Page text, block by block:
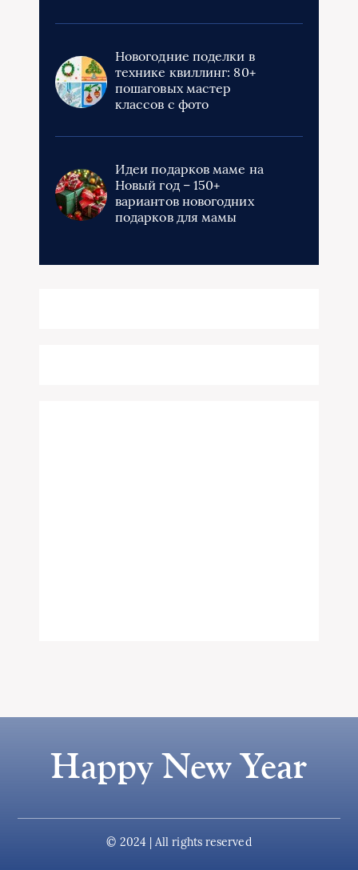
Новогодние поделки в
технике квиллинг: 80+
пошаговых мастер
классов с фото
Идеи подарков маме на
Новый год – 150+
вариантов новогодних
подарков для мамы
Happy New Year
© 2024 | All rights reserved